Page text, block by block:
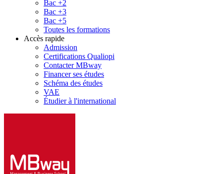
Bac +2
Bac +3
Bac +5
Toutes les formations
Accès rapide
Admission
Certifications Qualiopi
Contacter MBway
Financer ses études
Schéma des études
VAE
Étudier à l'international